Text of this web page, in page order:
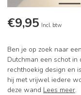
€9,95 Incl. btw
Ben je op zoek naar
Dutchman een schot
rechthoekig design en
hij met vrijwel iedere
deze wand Lees meer.